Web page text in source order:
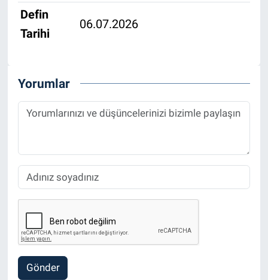
Defin
Tarihi
06.07.2026
Yorumlar
Gönder